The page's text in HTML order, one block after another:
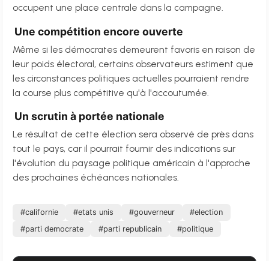
occupent une place centrale dans la campagne.
Une compétition encore ouverte
Même si les démocrates demeurent favoris en raison de
leur poids électoral, certains observateurs estiment que
les circonstances politiques actuelles pourraient rendre
la course plus compétitive qu'à l'accoutumée.
Un scrutin à portée nationale
Le résultat de cette élection sera observé de près dans
tout le pays, car il pourrait fournir des indications sur
l'évolution du paysage politique américain à l'approche
des prochaines échéances nationales.
#californie #etats unis #gouverneur
#election
#parti democrate
#parti republicain #politique